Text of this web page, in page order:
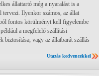
állattartó még a nyaralást is a
tervezi. Ilyenkor számos, az állat
fontos körülményt kell figyelembe
a megfelelő szállítási
biztosítása, vagy az állatbarát szállás
Utazás kedvencekkel